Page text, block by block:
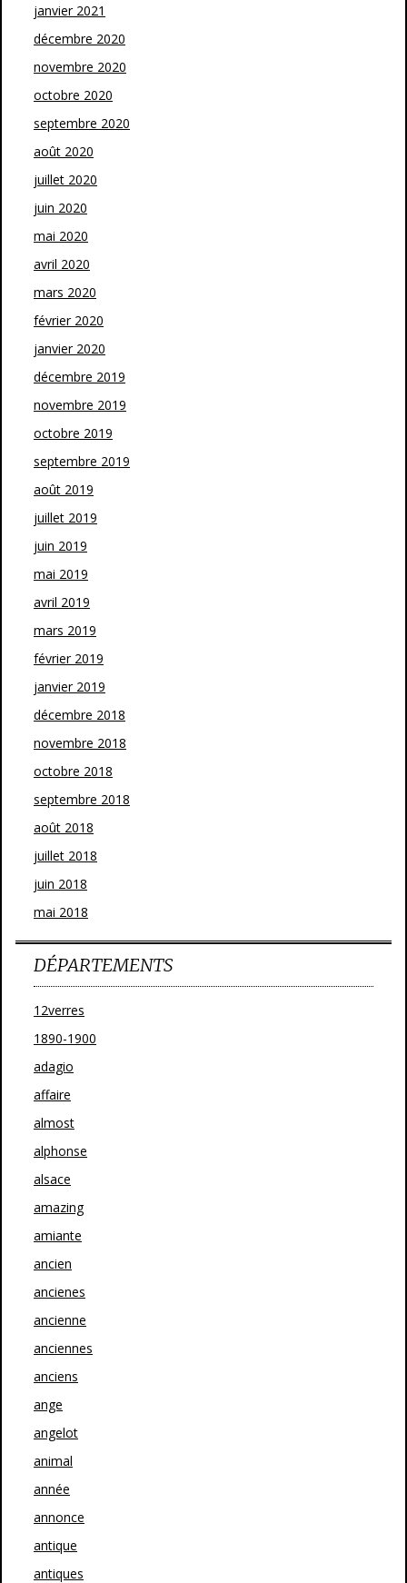
janvier 2021
décembre 2020
novembre 2020
octobre 2020
septembre 2020
août 2020
juillet 2020
juin 2020
mai 2020
avril 2020
mars 2020
février 2020
janvier 2020
décembre 2019
novembre 2019
octobre 2019
septembre 2019
août 2019
juillet 2019
juin 2019
mai 2019
avril 2019
mars 2019
février 2019
janvier 2019
décembre 2018
novembre 2018
octobre 2018
septembre 2018
août 2018
juillet 2018
juin 2018
mai 2018
DÉPARTEMENTS
12verres
1890-1900
adagio
affaire
almost
alphonse
alsace
amazing
amiante
ancien
ancienes
ancienne
anciennes
anciens
ange
angelot
animal
année
annonce
antique
antiques